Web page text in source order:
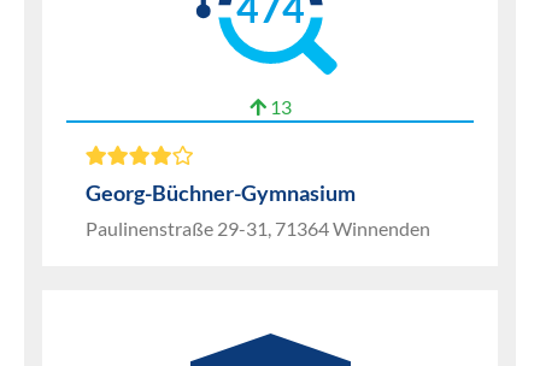
13
Georg-Büchner-Gymnasium
Paulinenstraße 29-31, 71364 Winnenden